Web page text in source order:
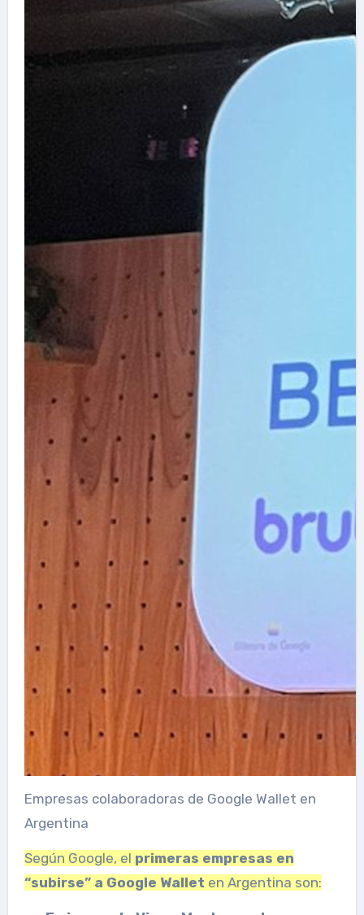
Empresas colaboradoras de Google Wallet en
Argentina
Según Google, el primeras empresas en
“subirse” a Google Wallet en Argentina son: